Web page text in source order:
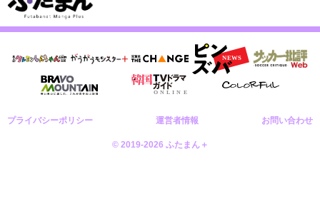
プライバシーポリシー 運営者情報 お問い合わせ
© 2019-2026 ふたまん＋